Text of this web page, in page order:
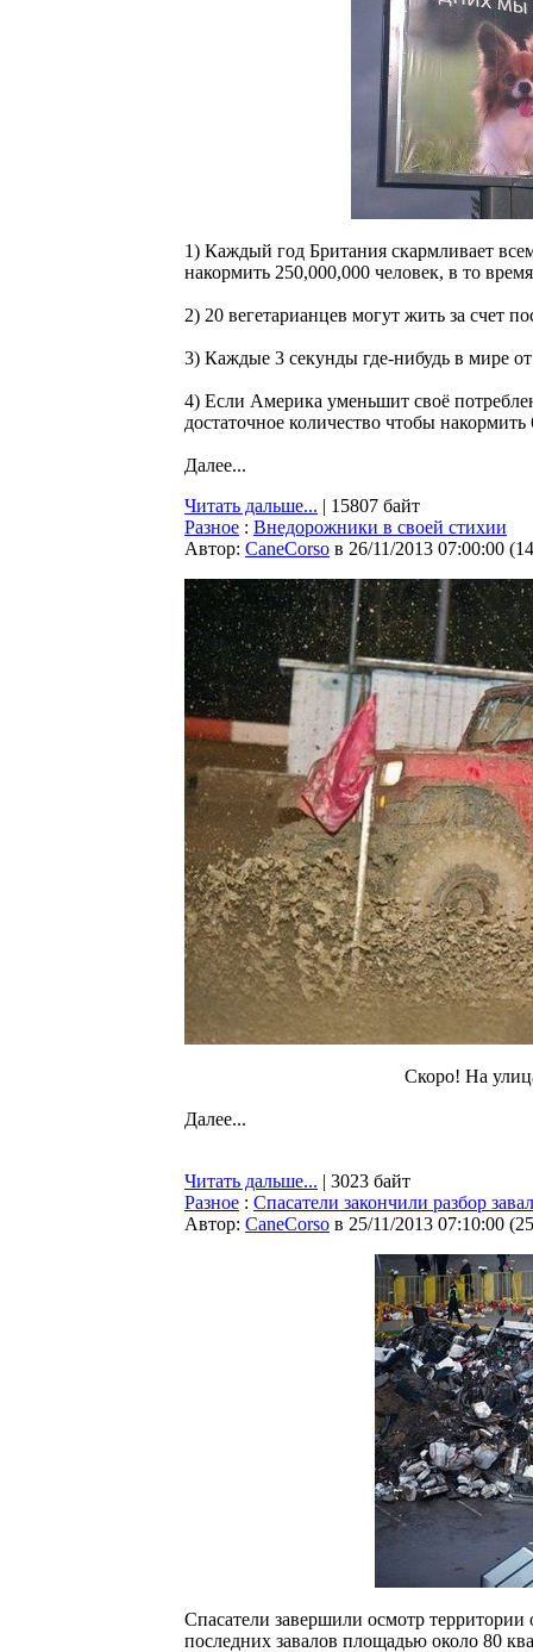
1) Каждый год Британия скармливает
накормить 250,000,000 человек, в то
2) 20 вегетарианцев могут жить за счет
3) Каждые 3 секунды где-нибудь в мире
4) Если Америка уменьшит своё
достаточное количество чтобы
Далее...
Читать дальше... | 15807 байт
Разное : Внедорожники в своей стихии
Автор: CaneCorso в 26/11/2013 07:00:00 (
Скоро! На
Далее...
Читать дальше... | 3023 байт
Разное : Спасатели закончили разбор
Автор: CaneCorso в 25/11/2013 07:10:00 (
Спасатели завершили осмотр
последних завалов площадью около 80